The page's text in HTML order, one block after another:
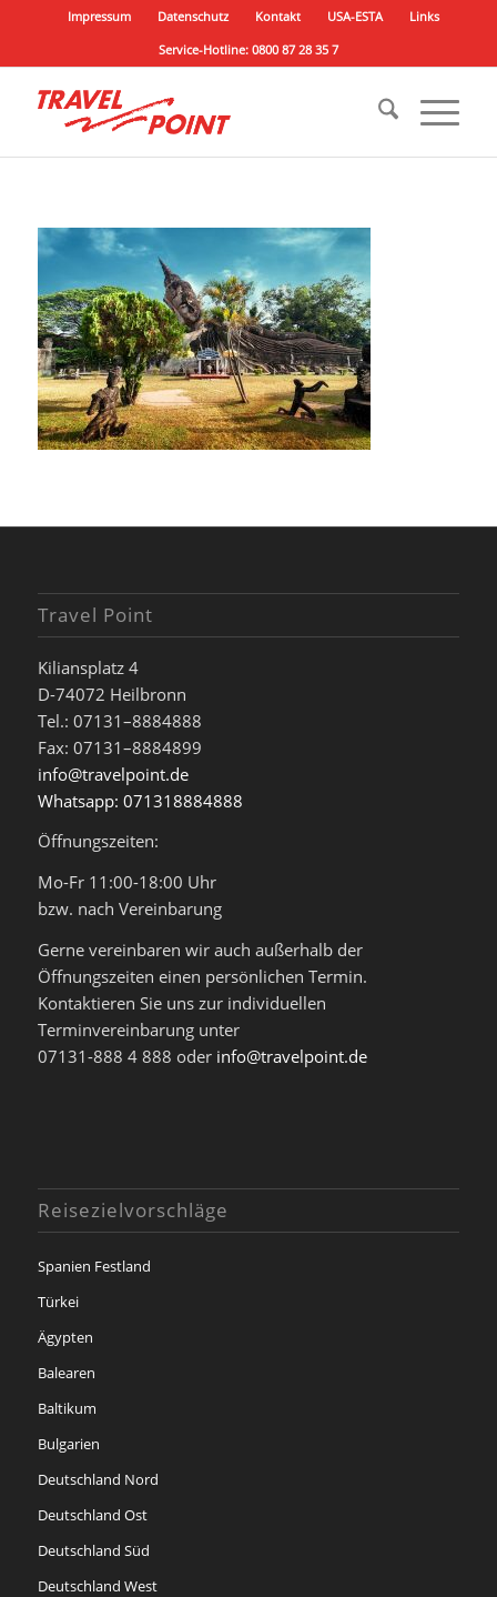
Impressum Datenschutz Kontakt USA-ESTA
Links
Service-Hotline: 0800 87 28 35 7
Travel Point
Kiliansplatz 4
D-74072 Heilbronn
Tel.: 07131–8884888
Fax: 07131–8884899
info@travelpoint.de
Whatsapp: 071318884888
Öffnungszeiten:
Mo-Fr 11:00-18:00 Uhr
bzw. nach Vereinbarung
Gerne vereinbaren wir auch außerhalb der
Öffnungszeiten einen persönlichen Termin.
Kontaktieren Sie uns zur individuellen
Terminvereinbarung unter
07131-888 4 888 oder info@travelpoint.de
Reisezielvorschläge
Spanien Festland
Türkei
Ägypten
Balearen
Baltikum
Bulgarien
Deutschland Nord
Deutschland Ost
Deutschland Süd
Deutschland West